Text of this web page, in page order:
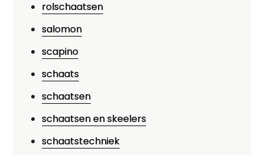
rolschaatsen
salomon
scapino
schaats
schaatsen
schaatsen en skeelers
schaatstechniek